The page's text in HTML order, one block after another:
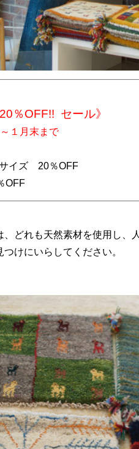
％OFF!! セール》
１月末まで
イズ 20％OFF
OFF
、どれも天然素材を使用し、
けにいらしてください。